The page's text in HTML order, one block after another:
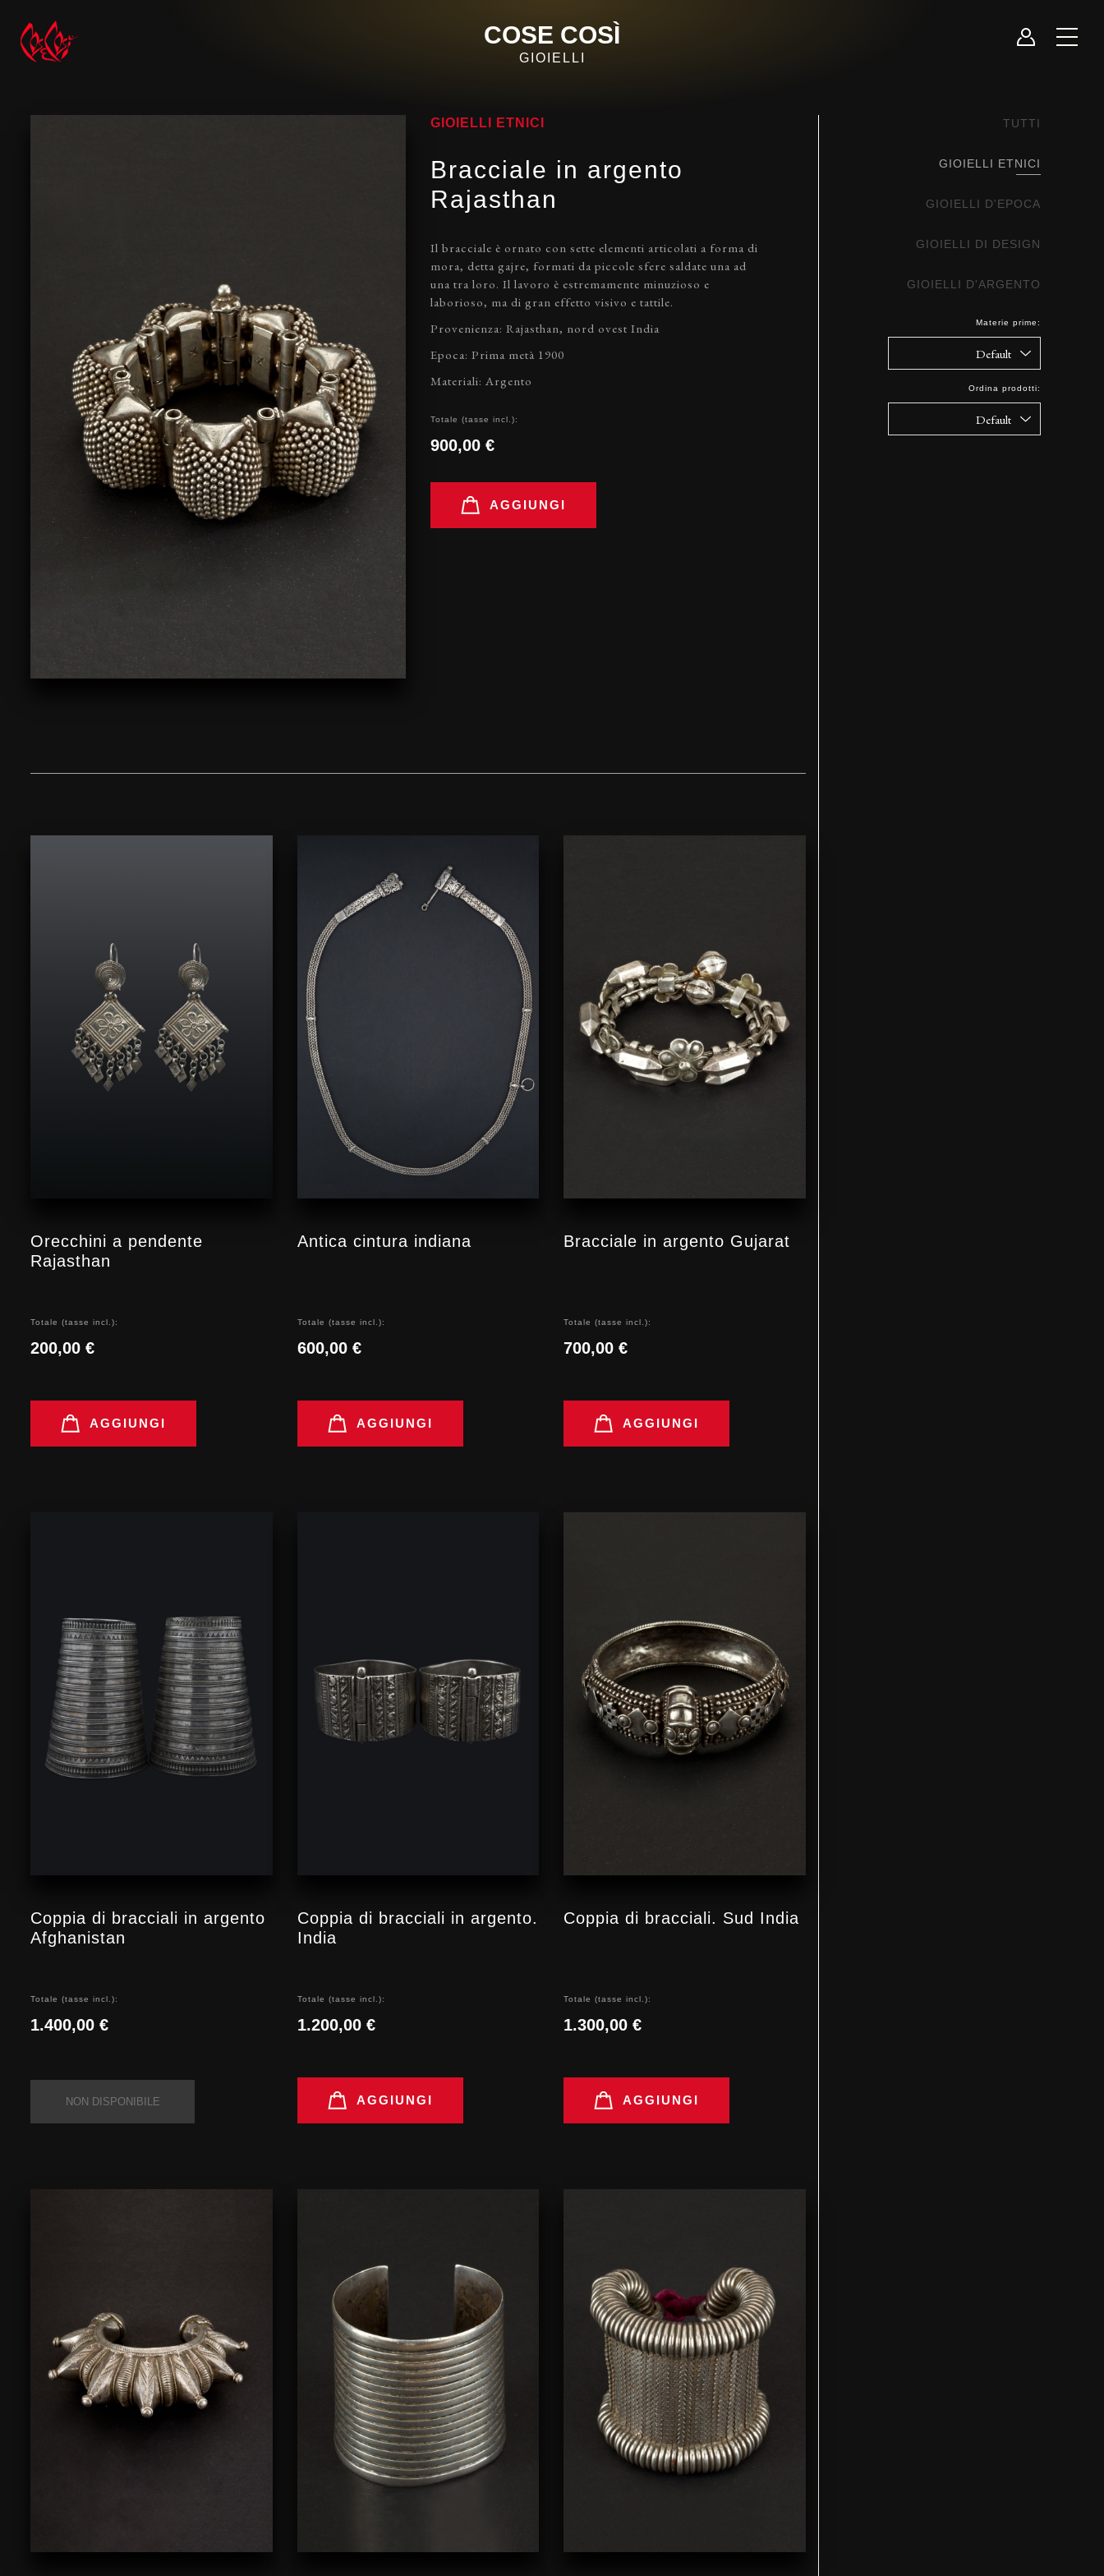
COSE COSÌ
GIOIELLI
TUTTI
GIOIELLI ETNICI
GIOIELLI D'EPOCA
GIOIELLI DI DESIGN
GIOIELLI D'ARGENTO
Materie prime:
Ordina prodotti:
GIOIELLI ETNICI
Bracciale in argento
Rajasthan
Il bracciale è ornato con sette elementi articolati a forma di
mora, detta gajre, formati da piccole sfere saldate una ad
una tra loro. Il lavoro è estremamente minuzioso e
laborioso, ma di gran effetto visivo e tattile.
Provenienza: Rajasthan, nord ovest India
Epoca: Prima metà 1900
Materiali: Argento
Totale (tasse incl.):
900,00 €
AGGIUNGI
Orecchini a pendente
Rajasthan
Totale (tasse incl.):
200,00 €
AGGIUNGI
Antica cintura indiana
Totale (tasse incl.):
600,00 €
AGGIUNGI
Bracciale in argento Gujarat
Totale (tasse incl.):
700,00 €
AGGIUNGI
Coppia di bracciali in argento
Afghanistan
Totale (tasse incl.):
1.400,00 €
NON DISPONIBILE
Coppia di bracciali in argento.
India
Totale (tasse incl.):
1.200,00 €
AGGIUNGI
Coppia di bracciali. Sud India
Totale (tasse incl.):
1.300,00 €
AGGIUNGI